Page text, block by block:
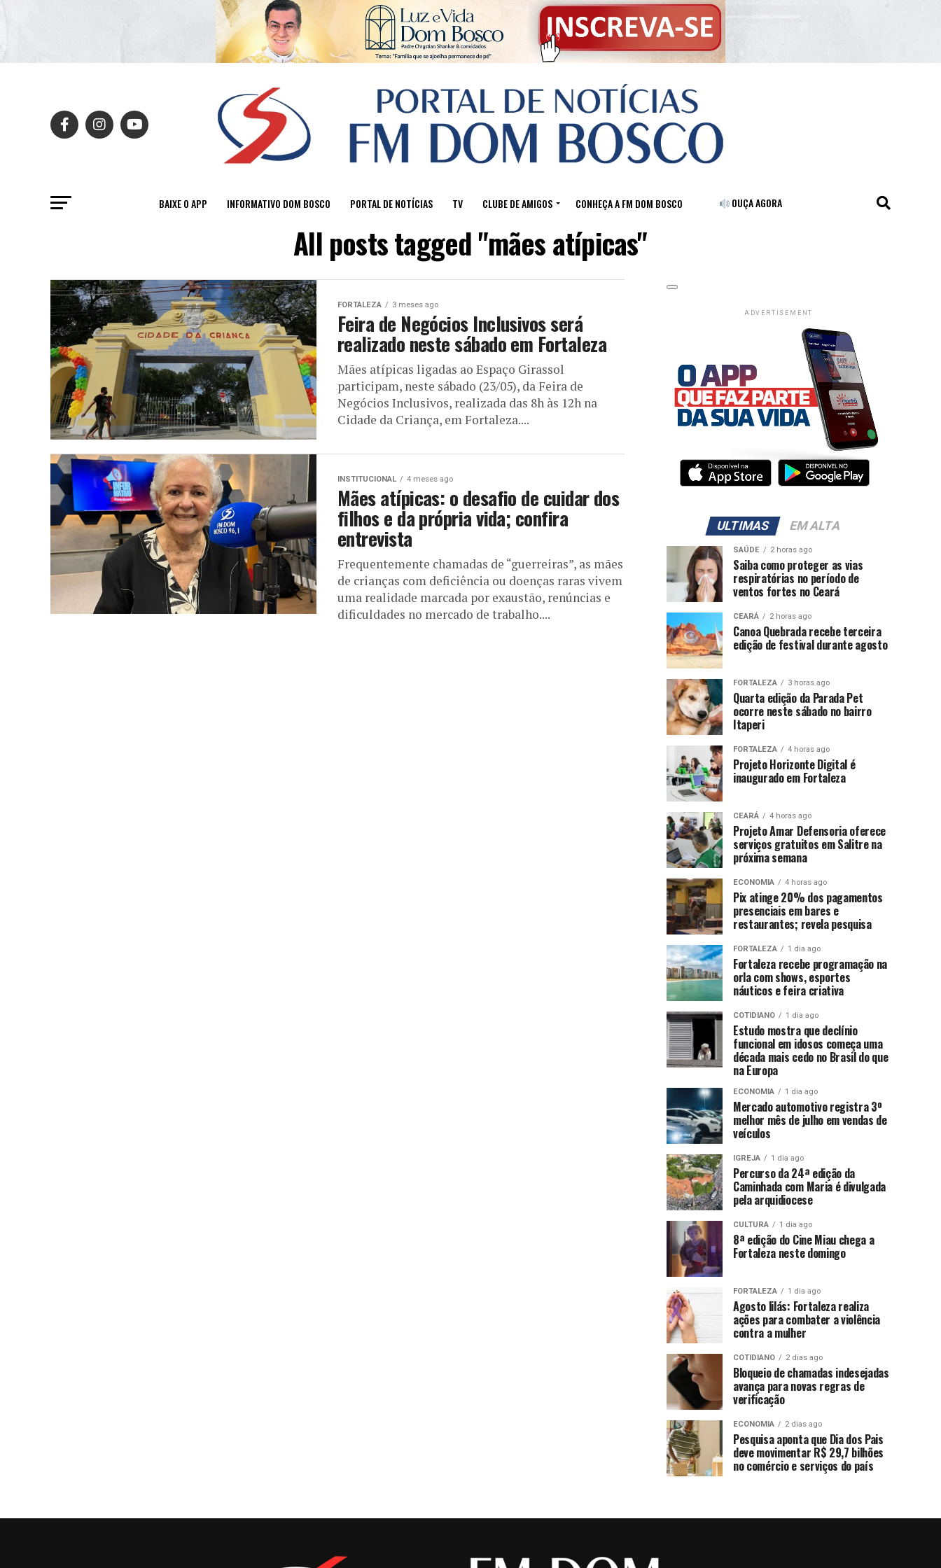
BAIXE O APP INFORMATIVO DOM BOSCO PORTAL DE NOTÍCIAS TV CLUBE DE AMIGOS CONHEÇA A FM DOM BOSCO OUÇA AGORA
All posts tagged "mães atípicas"
FORTALEZA 3 meses ago
Feira de Negócios Inclusivos será
realizado neste sábado em Fortaleza
Mães atípicas ligadas ao Espaço Girassol
participam, neste sábado (23/05), da Feira de
Negócios Inclusivos, realizada das 8h às 12h na
Cidade da Criança, em Fortaleza....
INSTITUCIONAL 4 meses ago
Mães atípicas: o desafio de cuidar dos
filhos e da própria vida; confira
entrevista
Frequentemente chamadas de “guerreiras”, as mães
de crianças com deficiência ou doenças raras vivem
uma realidade marcada por exaustão, renúncias e
dificuldades no mercado de trabalho....
ADVERTISEMENT
ULTIMAS EM ALTA
SAÚDE 2 horas ago
Saiba como proteger as vias
respiratórias no período de
ventos fortes no Ceará
CEARÁ 2 horas ago
Canoa Quebrada recebe terceira
edição de festival durante agosto
FORTALEZA 3 horas ago
Quarta edição da Parada Pet
ocorre neste sábado no bairro
Itaperi
FORTALEZA 4 horas ago
Projeto Horizonte Digital é
inaugurado em Fortaleza
CEARÁ 4 horas ago
Projeto Amar Defensoria oferece
serviços gratuitos em Salitre na
próxima semana
ECONOMIA 4 horas ago
Pix atinge 20% dos pagamentos
presenciais em bares e
restaurantes; revela pesquisa
FORTALEZA 1 dia ago
Fortaleza recebe programação na
orla com shows, esportes
náuticos e feira criativa
COTIDIANO 1 dia ago
Estudo mostra que declínio
funcional em idosos começa uma
década mais cedo no Brasil do que
na Europa
ECONOMIA 1 dia ago
Mercado automotivo registra 3º
melhor mês de julho em vendas de
veículos
IGREJA 1 dia ago
Percurso da 24ª edição da
Caminhada com Maria é divulgada
pela arquidiocese
CULTURA 1 dia ago
8ª edição do Cine Miau chega a
Fortaleza neste domingo
FORTALEZA 1 dia ago
Agosto lilás: Fortaleza realiza
ações para combater a violência
contra a mulher
COTIDIANO 2 dias ago
Bloqueio de chamadas indesejadas
avança para novas regras de
verificação
ECONOMIA 2 dias ago
Pesquisa aponta que Dia dos Pais
deve movimentar R$ 29,7 bilhões
no comércio e serviços do país